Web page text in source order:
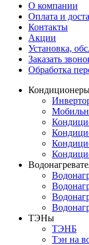
О компании
Оплата и
Контакты
Акции
Установка,
Заказать
Обработка
ТЭНы
ТЭНБ
Тэн на